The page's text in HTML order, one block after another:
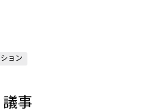
ョン
事